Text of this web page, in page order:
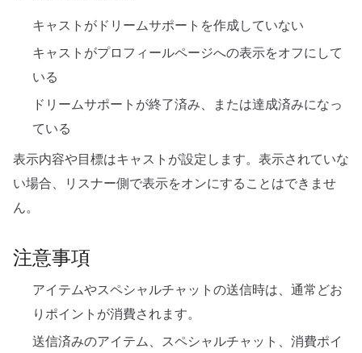
キャストがドリームサポートを作成していない
キャストがプロフィールページへの表示をオフにして
いる
ドリームサポートが終了済み、または達成済みになっ
ている
表示内容や目標はキャストが設定します。表示されていな
い場合、リスナー側で表示をオンにすることはできませ
ん。
注意事項
アイテムやスペシャルチャットの送信時は、通常どお
りポイントが消費されます。
送信済みのアイテム、スペシャルチャット、消費ポイ